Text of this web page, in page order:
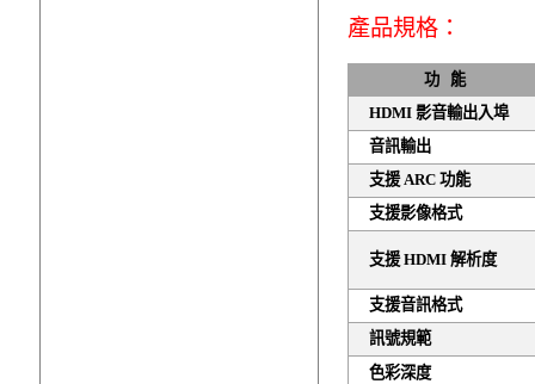
產品規格：
功
能
HDMI影音輸出入埠
音訊輸出
支援 ARC 功能
支援影像格式
支援 HDMI 解析度
支援音訊格式
訊號規範
色彩深度